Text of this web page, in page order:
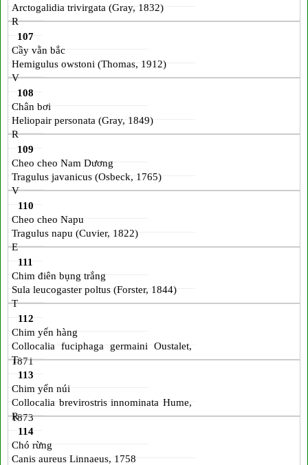
Arctogalidia trivirgata (Gray, 1832)
R
107
Cầy vằn bắc
Hemigulus owstoni (Thomas, 1912)
V
108
Chân bơi
Heliopair personata (Gray, 1849)
R
109
Cheo cheo Nam Dương
Tragulus javanicus (Osbeck, 1765)
V
110
Cheo cheo Napu
Tragulus napu (Cuvier, 1822)
E
111
Chim điên bụng trắng
Sula leucogaster poltus (Forster, 1844)
T
112
Chim yến hàng
Collocalia fuciphaga germaini Oustalet,
1871
T
113
Chim yến núi
Collocalia brevirostris innominata Hume,
1873
R
114
Chó rừng
Canis aureus Linnaeus, 1758